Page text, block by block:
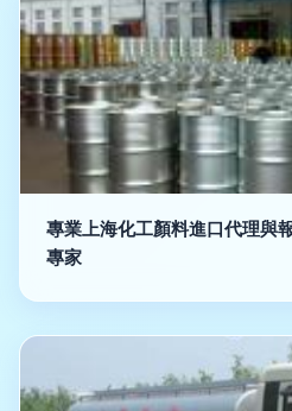
專業上海化工顏料進口代理與
專家